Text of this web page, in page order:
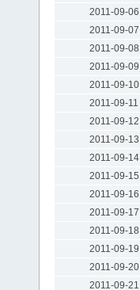
2011-09-06
2011-09-07
2011-09-08
2011-09-09
2011-09-10
2011-09-11
2011-09-12
2011-09-13
2011-09-14
2011-09-15
2011-09-16
2011-09-17
2011-09-18
2011-09-19
2011-09-20
2011-09-21